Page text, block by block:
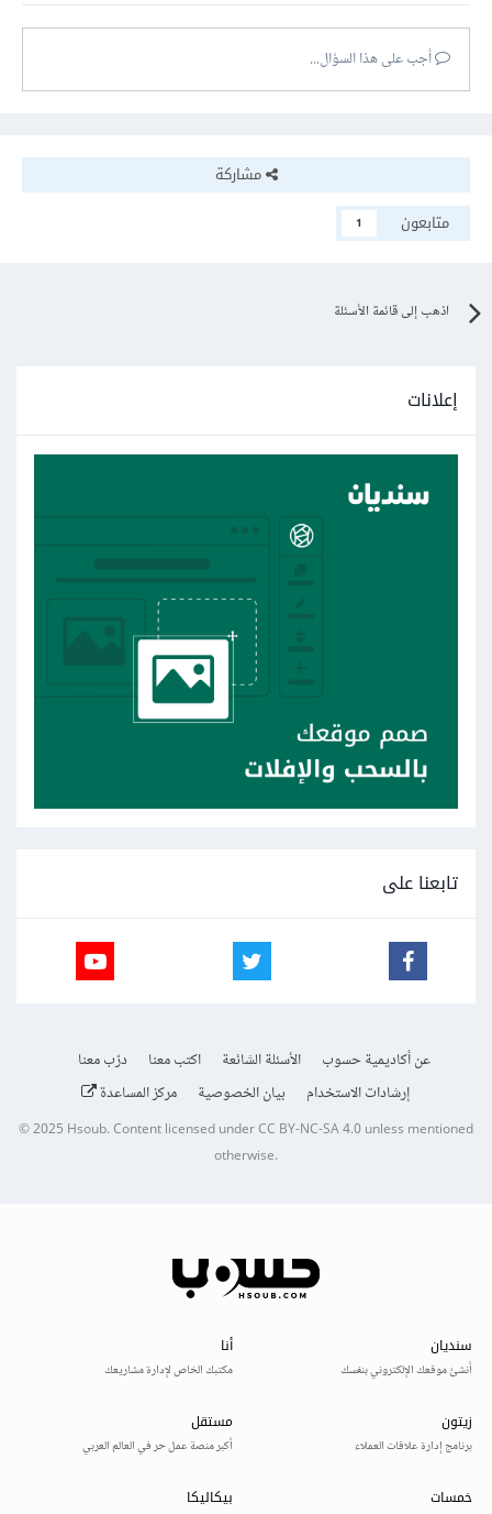
أجب على هذا السؤال...
مشاركة
متابعون
1
اذهب إلى قائمة الأسئلة
إعلانات
تابعنا على
عن أكاديمية حسوب الأسئلة الشائعة اكتب معنا
درّب معنا
إرشادات الاستخدام
بيان الخصوصية مركز المساعدة
© 2025Hsoub.Content licensed underCC BY-NC-SA 4.0unless mentioned
otherwise.